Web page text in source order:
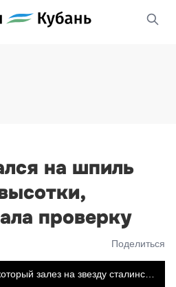
на шпиль
проверку
Поделиться